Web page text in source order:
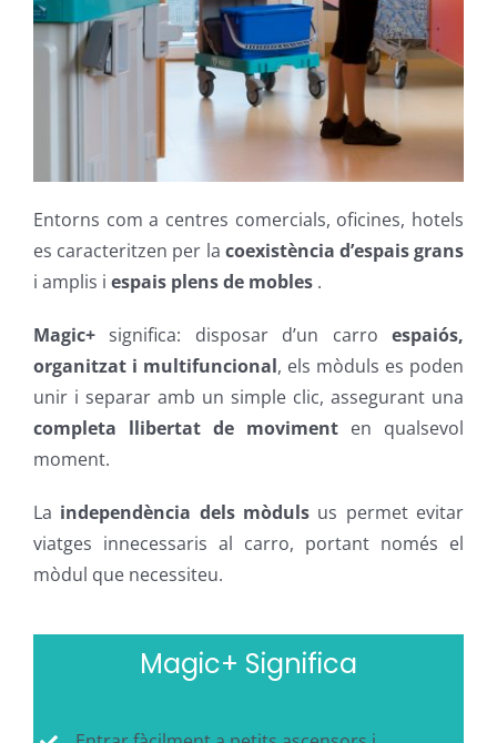
Entorns com a centres comercials, oficines, hotels
es caracteritzen per la coexistència d’espais grans
i amplis i espais plens de mobles.
Magic+significa: disposar d’un carroespaiós,
organitzat i multifuncional, els mòduls es poden
unir i separar amb un simple clic, assegurant una
completa llibertat de moviment en qualsevol
moment.
La independència dels mòduls us permet evitar
viatges innecessaris al carro, portant només el
mòdul que necessiteu.
Magic+ Significa